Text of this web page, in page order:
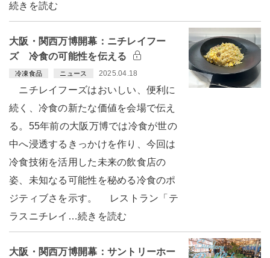
続きを読む
大阪・関西万博開幕：ニチレイフー
ズ 冷食の可能性を伝える
冷凍食品 ニュース 2025.04.18
ニチレイフーズはおいしい、便利に
続く、冷食の新たな価値を会場で伝え
る。55年前の大阪万博では冷食が世の
中へ浸透するきっかけを作り、今回は
冷食技術を活用した未来の飲食店の
姿、未知なる可能性を秘める冷食のポ
ジティブさを示す。 レストラン「テ
ラスニチレイ…続きを読む
大阪・関西万博開幕：サントリーホー